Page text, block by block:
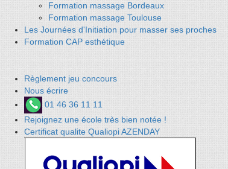
Formation massage Bordeaux
Formation massage Toulouse
Les Journées d'Initiation pour masser ses proches
Formation CAP esthétique
Règlement jeu concours
Nous écrire
01 46 36 11 11
Rejoignez une école très bien notée !
Certificat qualite Qualiopi AZENDAY